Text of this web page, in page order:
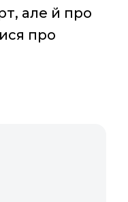
але й про
про